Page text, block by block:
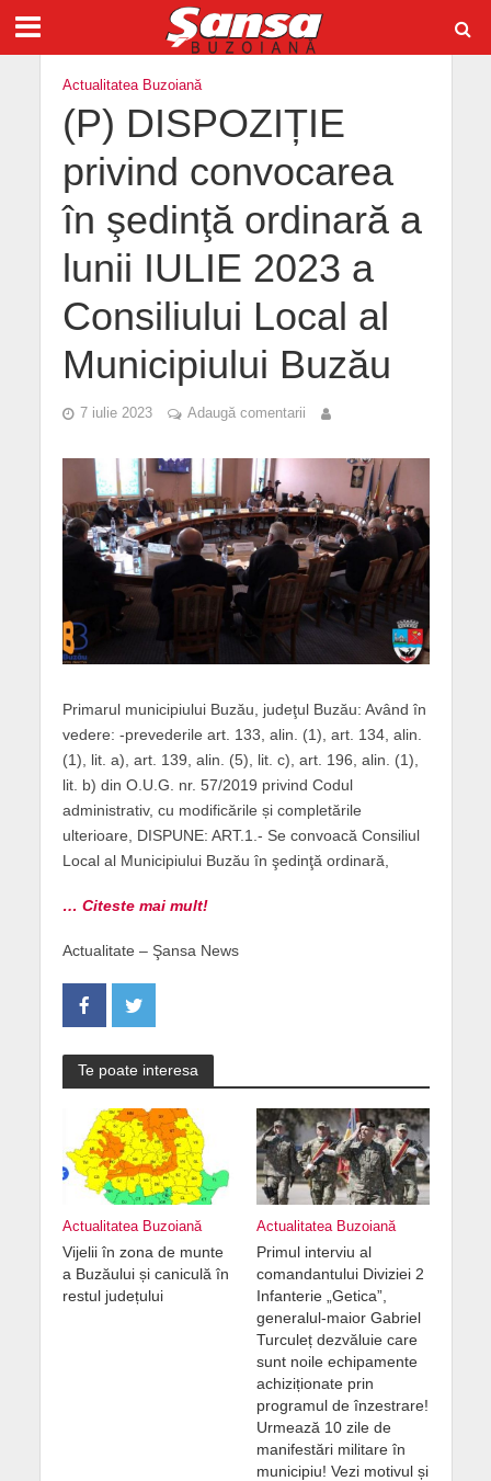
Actualitatea Buzoiană
(P) DISPOZIȚIE
privind convocarea
în şedinţă ordinară a
lunii IULIE 2023 a
Consiliului Local al
Municipiului Buzău
7 iulie 2023 Adaugă comentarii
Primarul municipiului Buzău, judeţul Buzău: Având în
vedere: -prevederile art. 133, alin. (1), art. 134, alin.
(1), lit. a), art. 139, alin. (5), lit. c), art. 196, alin. (1),
lit. b) din O.U.G. nr. 57/2019 privind Codul
administrativ, cu modificările și completările
ulterioare, DISPUNE: ART.1.- Se convoacă Consiliul
Local al Municipiului Buzău în şedinţă ordinară,
… Citeste mai mult!
Actualitate – Şansa News
Te poate interesa
Actualitatea Buzoiană
Vijelii în zona de munte
a Buzăului și caniculă în
restul județului
Actualitatea Buzoiană
Primul interviu al
comandantului Diviziei 2
Infanterie „Getica”,
generalul-maior Gabriel
Turculeț dezvăluie care
sunt noile echipamente
achiziționate prin
programul de înzestrare!
Urmează 10 zile de
manifestări militare în
municipiu! Vezi motivul și